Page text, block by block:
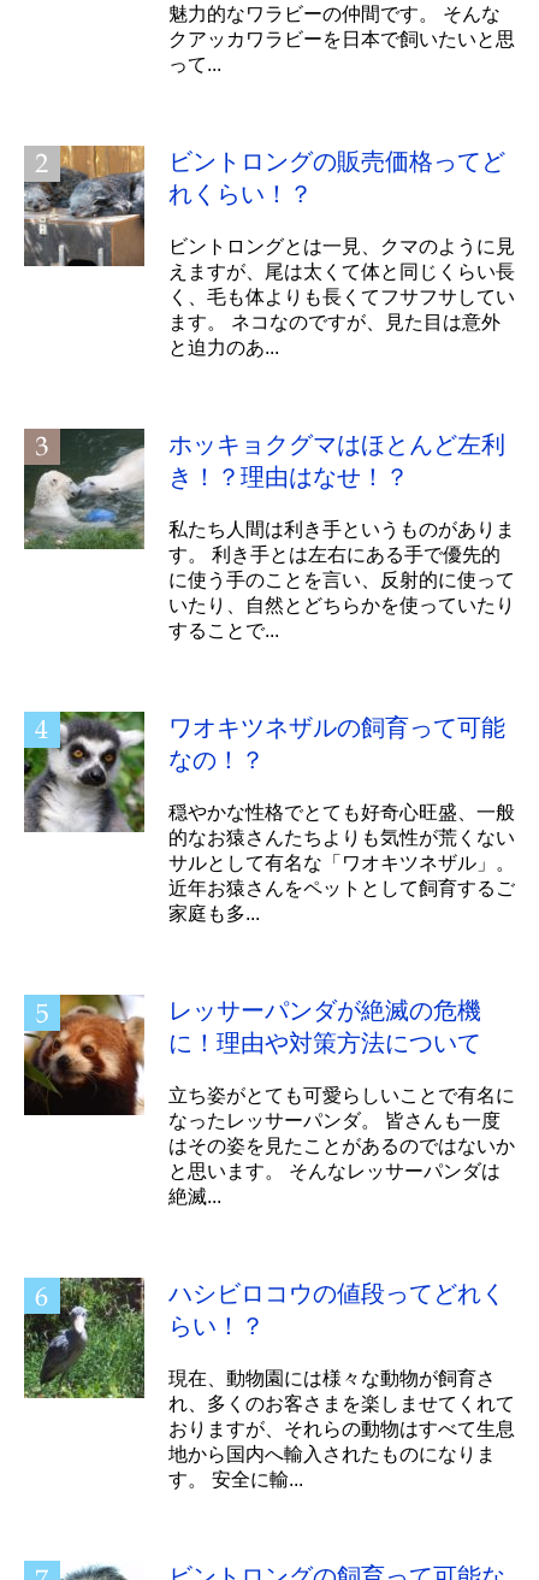
魅力的なワラビーの仲間です。 そんな
クアッカワラビーを日本で飼いたいと思
って...
ビントロングの販売価格ってど
れくらい！？
ビントロングとは一見、クマのように見
えますが、尾は太くて体と同じくらい長
く、毛も体よりも長くてフサフサしてい
ます。 ネコなのですが、見た目は意外
と迫力のあ...
ホッキョクグマはほとんど左利
き！？理由はなせ！？
私たち人間は利き手というものがありま
す。 利き手とは左右にある手で優先的
に使う手のことを言い、反射的に使って
いたり、自然とどちらかを使っていたり
することで...
ワオキツネザルの飼育って可能
なの！？
穏やかな性格でとても好奇心旺盛、一般
的なお猿さんたちよりも気性が荒くない
サルとして有名な「ワオキツネザル」。
近年お猿さんをペットとして飼育するご
家庭も多...
レッサーパンダが絶滅の危機
に！理由や対策方法について
立ち姿がとても可愛らしいことで有名に
なったレッサーパンダ。 皆さんも一度
はその姿を見たことがあるのではないか
と思います。 そんなレッサーパンダは
絶滅...
ハシビロコウの値段ってどれく
らい！？
現在、動物園には様々な動物が飼育さ
れ、多くのお客さまを楽しませてくれて
おりますが、それらの動物はすべて生息
地から国内へ輸入されたものになりま
す。 安全に輸...